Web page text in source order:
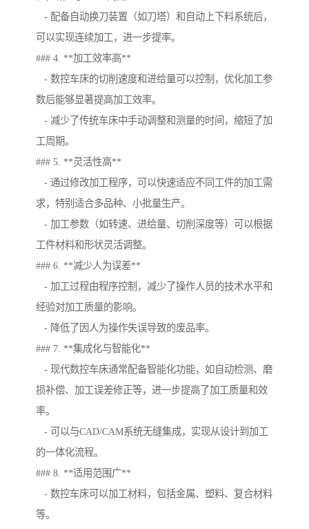
- 配备自动换刀装置（如刀塔）和自动上下料系统后，
可以实现连续加工，进一步提率。
### 4. **加工效率高**
- 数控车床的切削速度和进给量可以控制，优化加工参
数后能够显著提高加工效率。
- 减少了传统车床中手动调整和测量的时间，缩短了加
工周期。
### 5. **灵活性高**
- 通过修改加工程序，可以快速适应不同工件的加工需
求，特别适合多品种、小批量生产。
- 加工参数（如转速、进给量、切削深度等）可以根据
工件材料和形状灵活调整。
### 6. **减少人为误差**
- 加工过程由程序控制，减少了操作人员的技术水平和
经验对加工质量的影响。
- 降低了因人为操作失误导致的废品率。
### 7. **集成化与智能化**
- 现代数控车床通常配备智能化功能，如自动检测、磨
损补偿、加工误差修正等，进一步提高了加工质量和效
率。
- 可以与CAD/CAM系统无缝集成，实现从设计到加工
的一体化流程。
### 8. **适用范围广**
- 数控车床可以加工材料，包括金属、塑料、复合材料
等。